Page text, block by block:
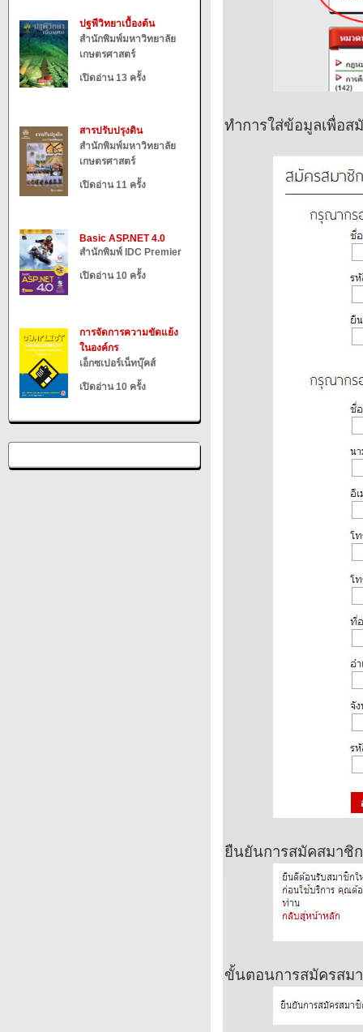
ปฐพีวิทยาเบื้องต้น
สำนักพิมพ์มหาวิทยาลัย
เกษตรศาสตร์
เปิดอ่าน 13 ครั้ง
สารปรับปรุงดิน
สำนักพิมพ์มหาวิทยาลัย
เกษตรศาสตร์
เปิดอ่าน 11 ครั้ง
Basic ASP.NET 4.0
สำนักพิมพ์ IDC Premier
เปิดอ่าน 10 ครั้ง
การจัดการความขัดแย้ง
ในองค์กร
เอ็กซเปอร์เน็ทบุ๊คส์
เปิดอ่าน 10 ครั้ง
ทำการใส่ข้อมูลเพื่อส
ยืนยันการสมัคสมาชิ
ขั้นตอนการสมัครสม